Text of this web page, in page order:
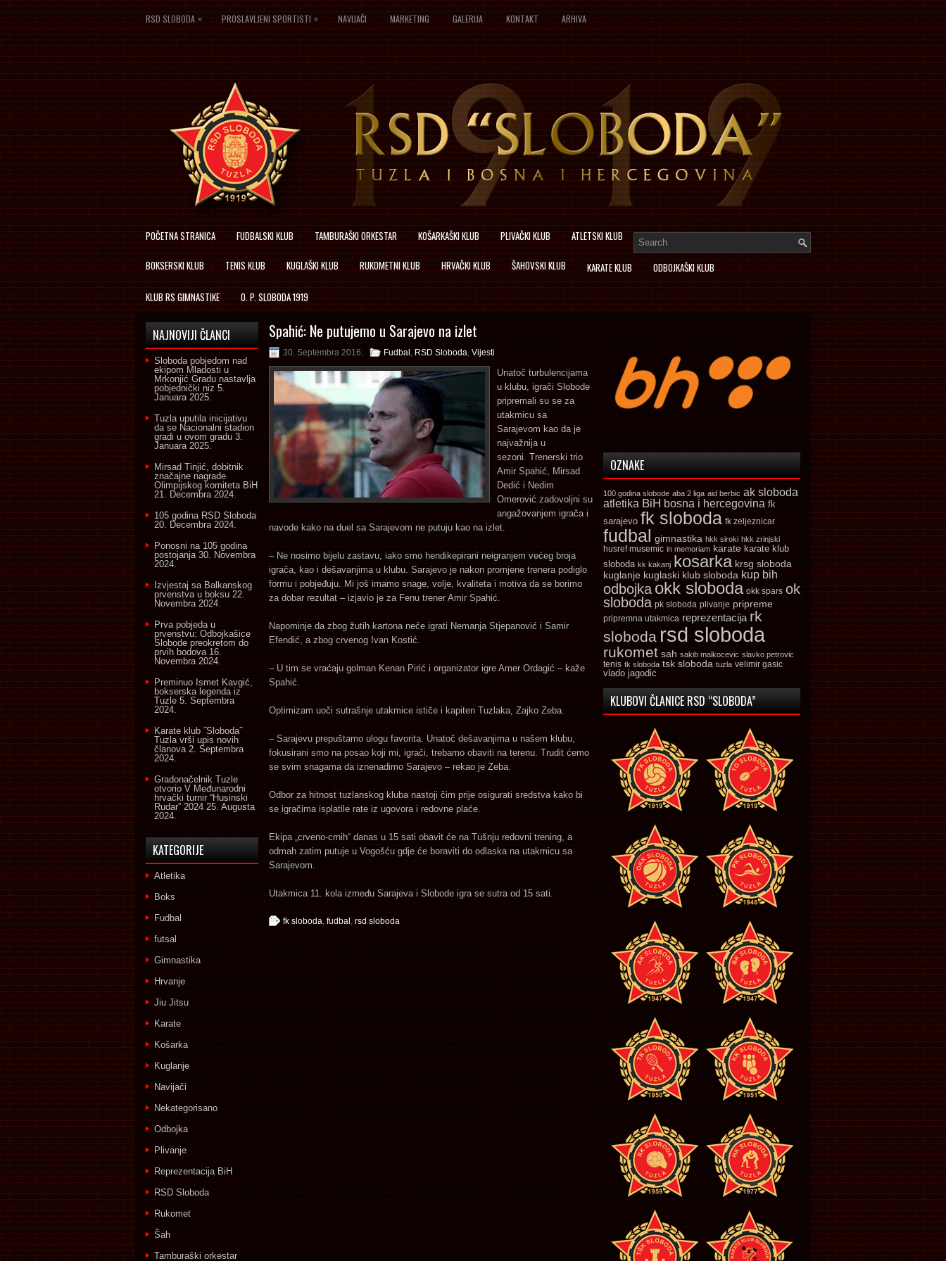
RSD SLOBODA » PROSLAVLJENI SPORTISTI » NAVIJAČI MARKETING GALERIJA KONTAKT ARHIVA
POČETNA STRANICA FUDBALSKI KLUB TAMBURAŠKI ORKESTAR KOŠARKAŠKI KLUB PLIVAČKI KLUB ATLETSKI KLUB
BOKSERSKI KLUB TENIS KLUB KUGLAŠKI KLUB RUKOMETNI KLUB HRVAČKI KLUB ŠAHOVSKI KLUB KARATE KLUB ODBOJKAŠKI KLUB
KLUB RS GIMNASTIKE O. P. SLOBODA 1919
Spahić: Ne putujemo u Sarajevo na izlet
30. Septembra 2016. Fudbal , RSD Sloboda, Vijesti
Unatoč turbulencijama
u klubu, igrači Slobode
pripremali su se za
utakmicu sa
Sarajevom kao da je
najvažnija u
sezoni. Trenerski trio
Amir Spahić, Mirsad
Dedić i Nedim
Omerović zadovoljni su
angažovanjem igrača i
navode kako na duel sa Sarajevom ne putuju kao na izlet.
– Ne nosimo bijelu zastavu, iako smo hendikepirani neigranjem većeg broja
igrača, kao i dešavanjima u klubu. Sarajevo je nakon promjene trenera podiglo
formu i pobjeđuju. Mi još imamo snage, volje, kvaliteta i motiva da se borimo
za dobar rezultat – izjavio je za Fenu trener Amir Spahić.
Napominje da zbog žutih kartona neće igrati Nemanja Stjepanović i Samir
Efendić, a zbog crvenog Ivan Kostić.
– U tim se vraćaju golman Kenan Pirić i organizator igre Amer Ordagić – kaže
Spahić.
Optimizam uoči sutrašnje utakmice ističe i kapiten Tuzlaka, Zajko Zeba.
– Sarajevu prepuštamo ulogu favorita. Unatoč dešavanjima u našem klubu,
fokusirani smo na posao koji mi, igrači, trebamo obaviti na terenu. Trudit ćemo
se svim snagama da iznenadimo Sarajevo – rekao je Zeba.
Odbor za hitnost tuzlanskog kluba nastoji čim prije osigurati sredstva kako bi
se igračima isplatile rate iz ugovora i redovne plaće.
Ekipa „crveno-crnih“ danas u 15 sati obavit će na Tušnju redovni trening, a
odmah zatim putuje u Vogošću gdje će boraviti do odlaska na utakmicu sa
Sarajevom.
Utakmica 11. kola između Sarajeva i Slobode igra se sutra od 15 sati.
fk sloboda, fudbal , rsd sloboda
NAJNOVIJI ČLANCI
Sloboda pobjedom nad
ekipom Mladosti u
Mrkonjić Gradu nastavlja
pobjednički niz 5.
Januara 2025.
Tuzla uputila inicijativu
da se Nacionalni stadion
gradi u ovom gradu 3.
Januara 2025.
Mirsad Tinjić, dobitnik
značajne nagrade
Olimpijskog komiteta BiH
21. Decembra 2024.
105 godina RSD Sloboda
20. Decembra 2024.
Ponosni na 105 godina
postojanja 30. Novembra
2024.
Izvjestaj sa Balkanskog
prvenstva u boksu 22.
Novembra 2024.
Prva pobjeda u
prvenstvu: Odbojkašice
Slobode preokretom do
prvih bodova 16.
Novembra 2024.
Preminuo Ismet Kavgić,
bokserska legenda iz
Tuzle 5. Septembra
2024.
Karate klub ˝Sloboda˝
Tuzla vrši upis novih
članova 2. Septembra
2024.
Gradonačelnik Tuzle
otvorio V Međunarodni
hrvački turnir “Husinski
Rudar” 2024 25. Augusta
2024.
KATEGORIJE
Atletika
Boks
Fudbal
futsal
Gimnastika
Hrvanje
Jiu Jitsu
Karate
Košarka
Kuglanje
Navijači
Nekategorisano
Odbojka
Plivanje
Reprezentacija BiH
RSD Sloboda
Rukomet
Šah
Tamburaški orkestar
OZNAKE
100 godina slobode aba 2 liga aid berbic ak sloboda
atletika BiH bosna i hercegovina fk
sarajevo fk sloboda fk zeljeznicar
fudbal gimnastika hkk siroki hkk zrinjski
husref musemic in memoriam karate karate klub
sloboda kk kakanj kosarka krsg sloboda
kuglanje kuglaski klub sloboda kup bih
odbojka okk sloboda okk spars ok
sloboda pk sloboda plivanje pripreme
pripremna utakmica reprezentacija rk
sloboda rsd sloboda
rukomet sah sakib malkocevic slavko petrovic
tenis tk sloboda tsk sloboda tuzla velimir gasic
vlado jagodic
KLUBOVI ČLANICE RSD “SLOBODA”